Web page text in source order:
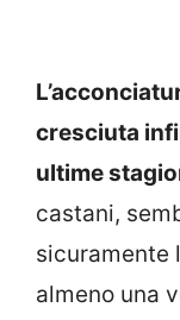
cresciuta
ultime
castani,
sicuramente
almeno una